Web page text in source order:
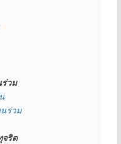
ร่วม
ร่วม
จริต